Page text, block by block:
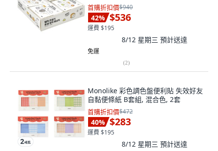
首購折扣價$940
42% $536
運費 $195
8/12 星期三 預計送達
免運
(2)
Monolike 彩色調色盤便利貼 失效好友
自黏便條紙 B套組, 混合色, 2套
首購折扣價$472
40% $283
運費 $195
8/12 星期三 預計送達